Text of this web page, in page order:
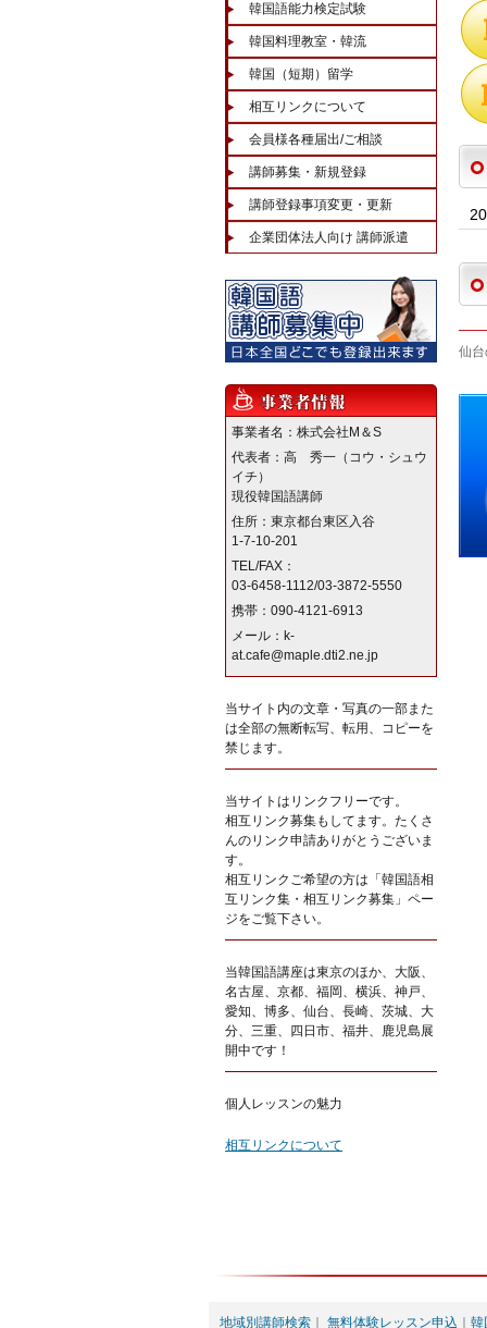
仙
韓国語能力検定試験
韓国料理教室・韓流
韓国（短期）留学
相互リンクについて
会員様各種届出/ご相談
講師募集・新規登録
講師登録事項変更・更新
企業団体法人向け 講師派遣
事業者名：株式会社M＆S
代表者：高 秀一（コウ・シュウ
イチ）
現役韓国語講師
住所：東京都台東区入谷
1-7-10-201
TEL/FAX：
03-6458-1112/03-3872-5550
携帯：090-4121-6913
メール：k-
at.cafe@maple.dti2.ne.jp
当サイト内の文章・写真の一部また
は全部の無断転写、転用、コピーを
禁じます。
当サイトはリンクフリーです。
相互リンク募集もしてます。たくさ
んのリンク申請ありがとうございま
す。
相互リンクご希望の方は「韓国語相
互リンク集・相互リンク募集」ペー
ジをご覧下さい。
当韓国語講座は東京のほか、大阪、
名古屋、京都、福岡、横浜、神戸、
愛知、博多、仙台、長崎、茨城、大
分、三重、四日市、福井、鹿児島展
開中です！
個人レッスンの魅力
相互リンクについて
地域別講師検索 無料体験レッスン申込 韓